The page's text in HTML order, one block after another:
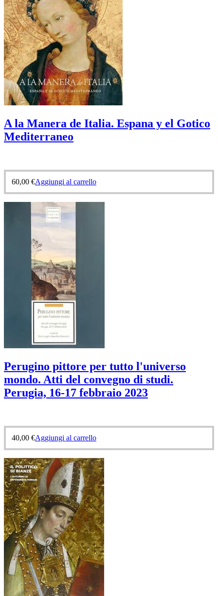
A la Manera de Italia. Espana y el Gotico
Mediterraneo
60,00 €Aggiungi al carrello
Perugino pittore per tutto l'universo
mondo. Atti del convegno di studi.
Perugia, 16-17 febbraio 2023
40,00 €Aggiungi al carrello